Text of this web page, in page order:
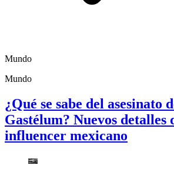
Mundo
Mundo
¿Qué se sabe del asesinato
Gastélum? Nuevos detalles
influencer mexicano